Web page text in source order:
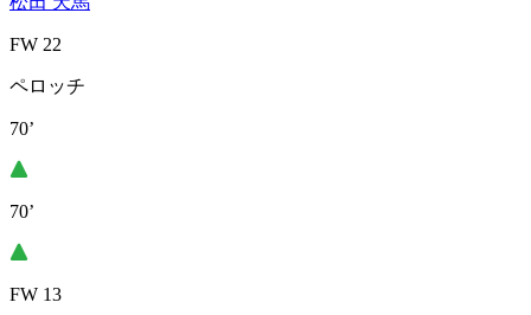
FW 22
ペロッチ
70’
70’
FW 13